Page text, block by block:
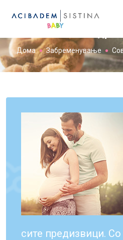
ПЛАНИРАЊЕ БРЕМЕНОСТ
БРЕМЕНОСТ ПО НЕДЕЛИ
МАЈКИТЕ ПРАШАА
Совети за
Дома Забременување
сите предизвици.